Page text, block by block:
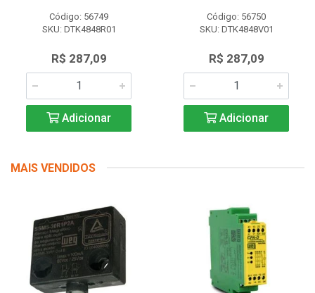
Código: 56749
SKU: DTK4848R01
R$ 287,09
Adicionar
Código: 56750
SKU: DTK4848V01
R$ 287,09
Adicionar
MAIS VENDIDOS